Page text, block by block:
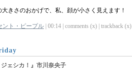
きさのおかげで、私、顔が小さく見えます！
ント・ピープル | 00:14 | comments (x) | trackback (x) |
ジェシカ！』市川奈央子